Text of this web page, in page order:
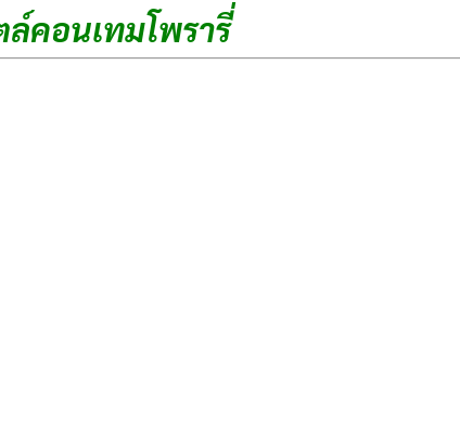
คอนเทมโพรารี​่​